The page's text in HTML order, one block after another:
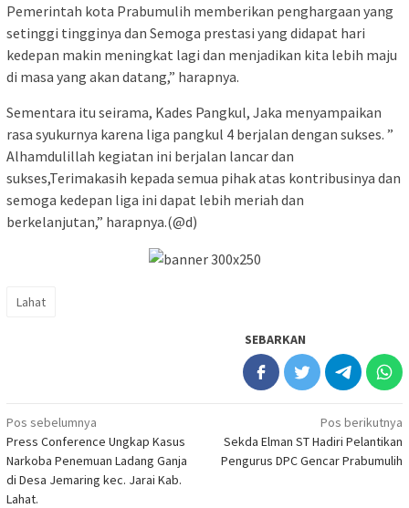
Pemerintah kota Prabumulih memberikan penghargaan yang
setinggi tingginya dan Semoga prestasi yang didapat hari
kedepan makin meningkat lagi dan menjadikan kita lebih maju
di masa yang akan datang,” harapnya.
Sementara itu seirama, Kades Pangkul, Jaka menyampaikan
rasa syukurnya karena liga pangkul 4 berjalan dengan sukses. ”
Alhamdulillah kegiatan ini berjalan lancar dan
sukses,Terimakasih kepada semua pihak atas kontribusinya dan
semoga kedepan liga ini dapat lebih meriah dan
berkelanjutan,” harapnya.(@d)
Lahat
SEBARKAN
Navigasi
pos
Pos sebelumnya
Press Conference Ungkap Kasus
Narkoba Penemuan Ladang Ganja
di Desa Jemaring kec. Jarai Kab.
Lahat.
Pos berikutnya
Sekda Elman ST Hadiri Pelantikan
Pengurus DPC Gencar Prabumulih